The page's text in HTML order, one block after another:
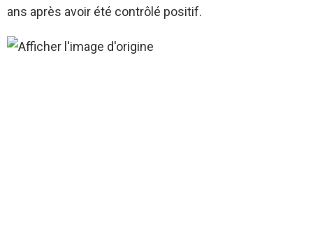
ans après avoir été contrôlé positif.